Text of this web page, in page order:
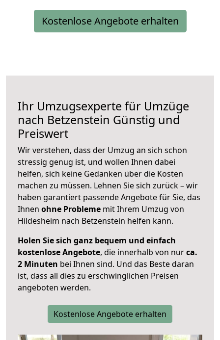
Kostenlose Angebote erhalten
Ihr Umzugsexperte für Umzüge
nach Betzenstein Günstig und
Preiswert
Wir verstehen, dass der Umzug an sich schon
stressig genug ist, und wollen Ihnen dabei
helfen, sich keine Gedanken über die Kosten
machen zu müssen. Lehnen Sie sich zurück – wir
haben garantiert passende Angebote für Sie, das
Ihnen ohne Probleme mit Ihrem Umzug von
Hildesheim nach Betzenstein helfen kann.
Holen Sie sich ganz bequem und einfach
kostenlose Angebote, die innerhalb von nurca.
2 Minuten bei Ihnen sind. Und das Beste daran
ist, dass all dies zu erschwinglichen Preisen
angeboten werden.
Kostenlose Angebote erhalten